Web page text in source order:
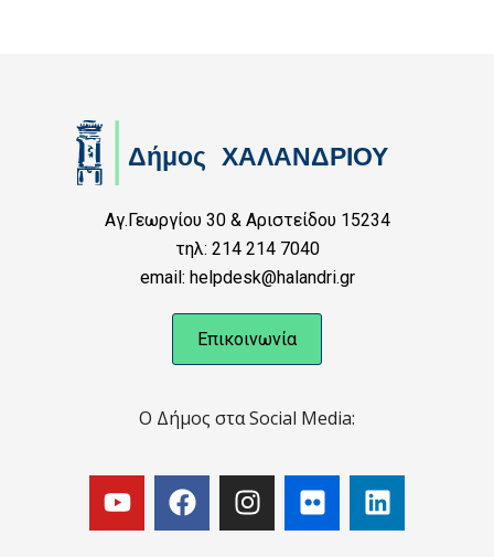
Αγ.Γεωργίου 30 & Αριστείδου 15234
τηλ: 214 214 7040
email: helpdesk@halandri.gr
Επικοινωνία
Ο Δήμος στα Social Media: